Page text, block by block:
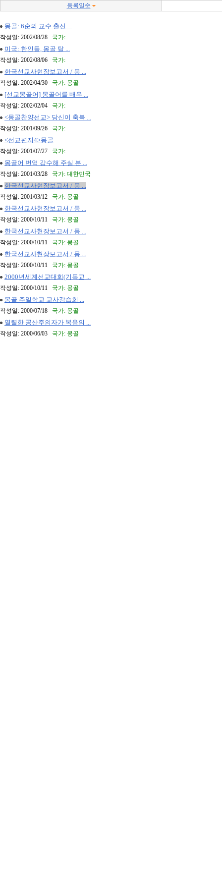
등록일순
몽골: 6순의 교수 출신 ...
작성일: 2002/08/28 국가:
미국: 한인들, 몽골 탈 ...
작성일: 2002/08/06 국가:
한국선교사현장보고서 / 몽 ...
작성일: 2002/04/30 국가: 몽골
[선교몽골어] 몽골어를 배우 ...
작성일: 2002/02/04 국가:
<몽골찬양선교> 당신이 축복 ...
작성일: 2001/09/26 국가:
<선교편지4>몽골
작성일: 2001/07/27 국가:
몽골어 번역 감수해 주실 분 ...
작성일: 2001/03/28 국가: 대한민국
한국선교사현장보고서 / 몽 ...
작성일: 2001/03/12 국가: 몽골
한국선교사현장보고서 / 몽 ...
작성일: 2000/10/11 국가: 몽골
한국선교사현장보고서 / 몽 ...
작성일: 2000/10/11 국가: 몽골
한국선교사현장보고서 / 몽 ...
작성일: 2000/10/11 국가: 몽골
2000년세계선교대회(기독교 ...
작성일: 2000/10/11 국가: 몽골
몽골 주일학교 교사강습회 ...
작성일: 2000/07/18 국가: 몽골
열렬한 공산주의자가 복음의 ...
작성일: 2000/06/03 국가: 몽골